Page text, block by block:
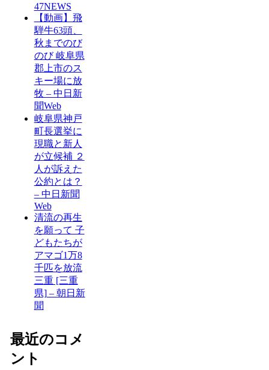
47NEWS
【動画】飛
騨牛63頭、
秋までのび
のび 岐阜県
郡上市のス
キー場に放
牧 – 中日新
聞Web
岐阜県神戸
町長選挙に
現職と新人
が立候補 ２
人が訴えた
公約とは？
– 中日新聞
Web
清流の再生
を願って 子
どもたちが
アマゴ1万8
千匹を放流
三重 [三重
県] – 朝日新
聞
最近のコメ
ント